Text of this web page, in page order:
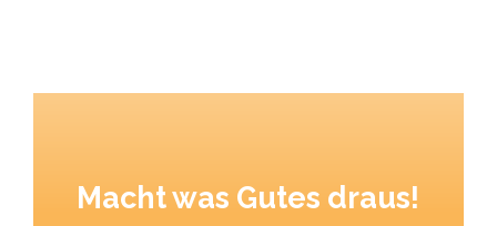
Macht was Gutes draus!